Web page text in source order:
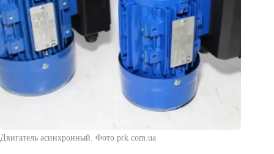
Двигатель асинхронный. Фото prk.com.ua